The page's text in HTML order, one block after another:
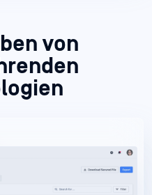
von